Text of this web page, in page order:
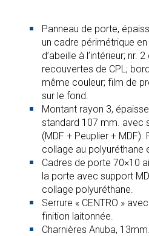
Panneau de porte,
un cadre périmétrique
d’abeille à l’intérieur; nr.
recouvertes de CPL;
même couleur; film de
sur le fond.
Montant rayon 3,
standard 107 mm. avec
(MDF + Peuplier +
collage au polyuréthane
Cadres de porte 70×10
la porte avec support
collage polyuréthane.
Serrure « CENTRO »
finition laitonnée.
Charnières Anuba,